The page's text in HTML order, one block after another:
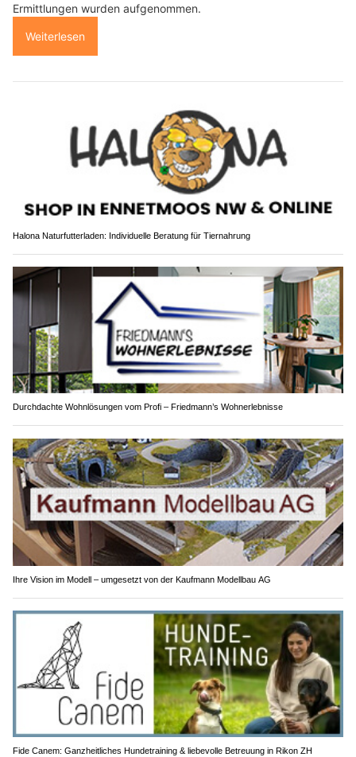
Ermittlungen wurden aufgenommen.
Weiterlesen
Halona Naturfutterladen: Individuelle Beratung für Tiernahrung
Durchdachte Wohnlösungen vom Profi – Friedmann’s Wohnerlebnisse
Ihre Vision im Modell – umgesetzt von der Kaufmann Modellbau AG
Fide Canem: Ganzheitliches Hundetraining & liebevolle Betreuung in Rikon ZH